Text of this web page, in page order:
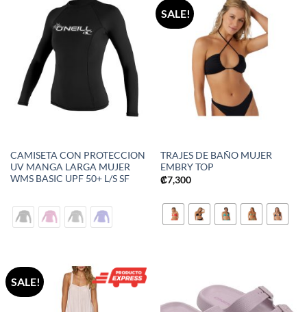
CAMISETA CON PROTECCION
UV MANGA LARGA MUJER
WMS BASIC UPF 50+ L/S SF
SALE!
TRAJES DE BAÑO MUJER
EMBRY TOP
₡7,300
SALE!